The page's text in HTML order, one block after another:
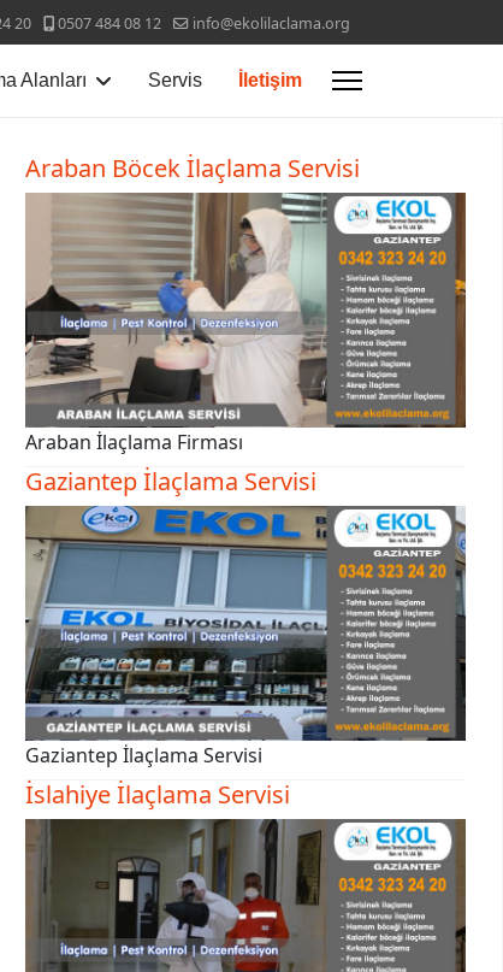
20 0507 484 08 12 info@ekolilaclama.org
Alanları Servis İletişim
Araban Böcek İlaçlama Servisi
Araban İlaçlama Firması
Gaziantep İlaçlama Servisi
Gaziantep İlaçlama Servisi
İslahiye İlaçlama Servisi